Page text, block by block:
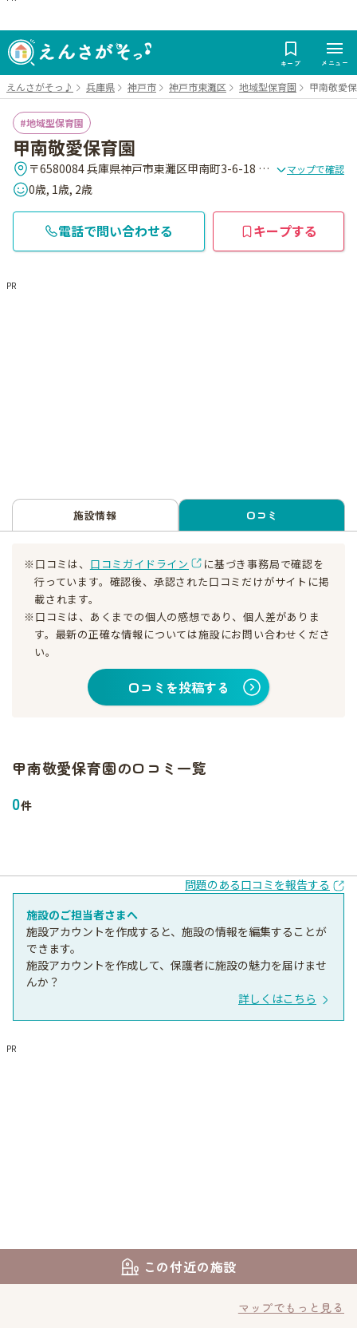
キープ メニュー
えんさがそっ♪ 兵庫県 神戸市 神戸市東灘区 地域型保育園 甲南敬愛
地域型保育園
甲南敬愛保育園
〒6580084 兵庫県神戸市東灘区甲南町3-6-18 ドゥベル甲南2F マップで確認
0歳, 1歳, 2歳
電話で問い合わせる キープする
PR
施設情報 口コミ
※口コミは、 口コミガイドライン
に基づき事務局で確認を
行っています。確認後、承認された口コミだけがサイトに掲
載されます。
※口コミは、あくまでの個人の感想であり、個人差がありま
す。最新の正確な情報については施設にお問い合わせくださ
い。
口コミを投稿する
甲南敬愛保育園の口コミ一覧
0件
問題のある口コミを報告する
施設のご担当者さまへ
施設アカウントを作成すると、施設の情報を編集することが
できます。
施設アカウントを作成して、保護者に施設の魅力を届けませ
んか？
詳しくはこちら
PR
この付近の施設
マップでもっと見る